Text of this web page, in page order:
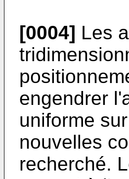
[0004] Les
engendrer
uniforme
nouvelles
recherché.